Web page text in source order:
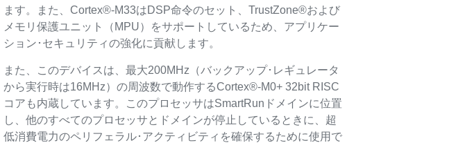
ます。また、Cortex®-M33はDSP命令のセット、TrustZone®および
メモリ保護ユニット（MPU）をサポートしているため、アプリケー
ション･セキュリティの強化に貢献します。
また、このデバイスは、最大200MHz（バックアップ･レギュレータ
から実行時は16MHz）の周波数で動作するCortex®-M0+ 32bit RISC
コアも内蔵しています。このプロセッサはSmartRunドメインに位置
し、他のすべてのプロセッサとドメインが停止しているときに、超
低消費電力のペリフェラル･アクティビティを確保するために使用で